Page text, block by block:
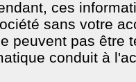
ces
sans votre
peuvent pas être
conduit à